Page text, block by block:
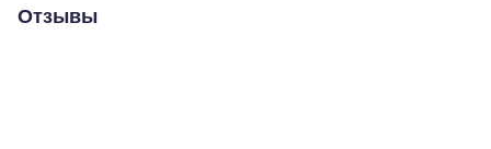
Отзывы